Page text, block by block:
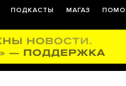
ПОДКАСТЫ МАГАЗ